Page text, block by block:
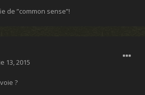
de ”common sense”!
13, 2015
?